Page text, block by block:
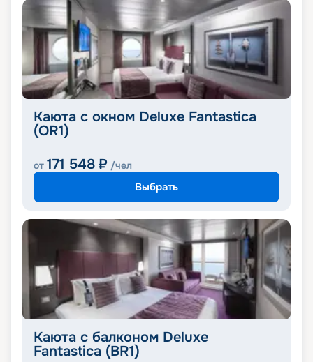
Каюта с окном Deluxe Fantastica
(OR1)
от 171 548 ₽ /чел
Выбрать
Каюта с балконом Deluxe
Fantastica (BR1)